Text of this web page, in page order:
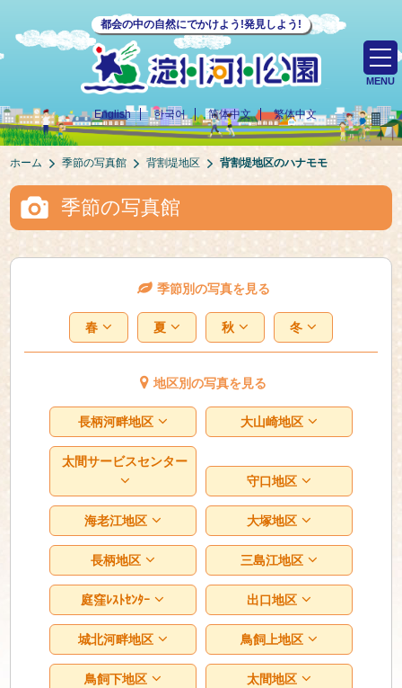
都会の中の自然にでかけよう!発見しよう!
English 한국어 简体中文 繁体中文
MENU
ホーム 季節の写真館 背割堤地区 背割堤地区のハナモモ
季節の写真館
季節別の写真を見る
春 夏 秋 冬
地区別の写真を見る
長柄河畔地区 大山崎地区
太間サービスセンター
守口地区
海老江地区 大塚地区
長柄地区 三島江地区
庭窪ﾚｽﾄｾﾝﾀｰ 出口地区
城北河畔地区 鳥飼上地区
鳥飼下地区 太間地区